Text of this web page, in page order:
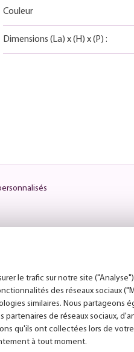
Couleur
Dimensions (La) x(H) x(P) :
le trafic sur notre site
des réseaux sociaux
similaires. Nous partageons
de réseaux sociaux,
qu'ils ont collectées lors de
à tout moment.